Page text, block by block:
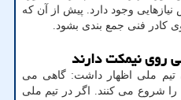
نیازهایی وجود دارد. پیش از آن که
کادر فنی جمع بندی بشود.
روی نیمکت دارند
تیم ملی اظهار داشت: گاهی می
را شروع می کنند. اگر در تیم ملی